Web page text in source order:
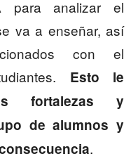
para analizar el
va a enseñar, así
con el
Esto le
fortalezas y
de alumnos y
.